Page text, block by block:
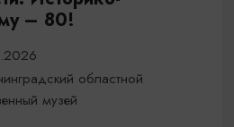
– 80!
областной
музей